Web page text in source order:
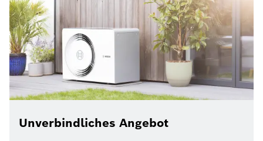
Unverbindliches Angebot